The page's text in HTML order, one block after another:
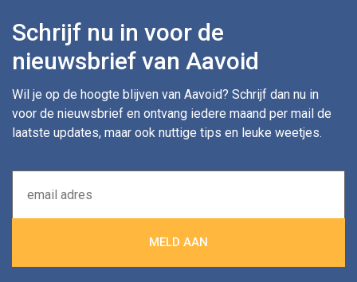
Schrijf nu in voor de
nieuwsbrief van Aavoid
Wil je op de hoogte blijven van Aavoid? Schrijf dan nu in
voor de nieuwsbrief en ontvang iedere maand per mail de
laatste updates, maar ook nuttige tips en leuke weetjes.